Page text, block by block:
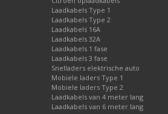
Laadkabels Type 1
Laadkabels Type 2
Laadkabels 16A
Laadkabels 32A
Laadkabels 1 fase
Laadkabels 3 fase
Snelladers elektrische auto
Mobiele laders Type 1
Mobiele laders Type 2
Laadkabels van 4 meter lang
Laadkabels van 6 meter lang